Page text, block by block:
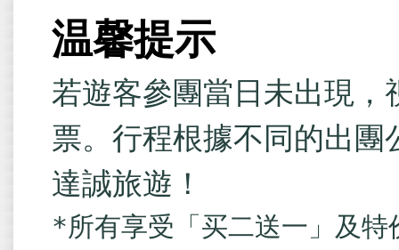
温馨提示
若遊客參團當日未出現，
票。行程根據不同的出
達誠旅遊！
*所有享受「买二送一」及